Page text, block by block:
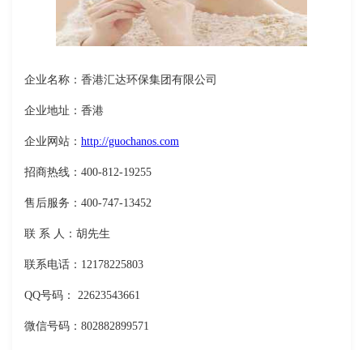
企业名称：香港汇达环保集团有限公司
企业地址：香港
企业网站： http://guochanos.com
招商热线：400-812-19255
售后服务：400-747-13452
联 系 人：胡先生
联系电话：12178225803
QQ号码： 22623543661
微信号码：802882899571